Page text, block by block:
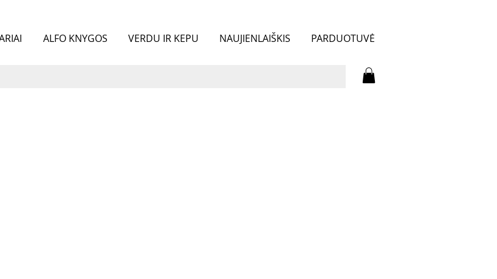
ALFO KNYGOS VERDU IR KEPU NAUJIENLAIŠKIS PARDUOTUVĖ